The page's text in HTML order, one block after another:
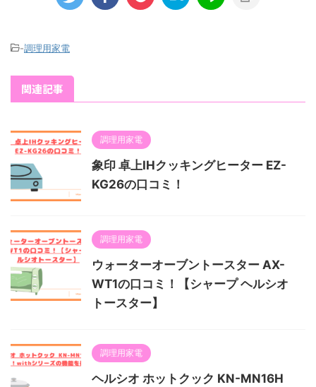
-調理用家電
関連記事
調理用家電
象印 卓上IHクッキングヒーター EZ-
KG26の口コミ！
調理用家電
ウォーターオーブントースター AX-
WT1の口コミ！【シャープ ヘルシオ
トースター】
調理用家電
ヘルシオ ホットクック KN-MN16H